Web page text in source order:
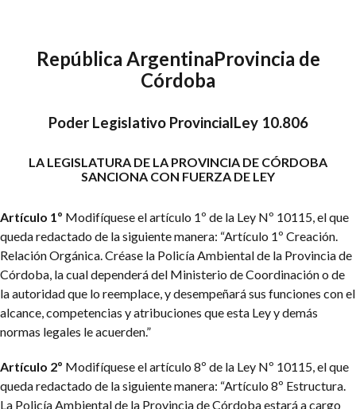
República ArgentinaProvincia de
Córdoba
Poder Legislativo ProvincialLey 10.806
LA LEGISLATURA DE LA PROVINCIA DE CÓRDOBA
SANCIONA CON FUERZA DE LEY
Artículo 1º Modifíquese el artículo 1º de la Ley Nº 10115, el que
queda redactado de la siguiente manera: “Artículo 1º Creación.
Relación Orgánica. Créase la Policía Ambiental de la Provincia de
Córdoba, la cual dependerá del Ministerio de Coordinación o de
la autoridad que lo reemplace, y desempeñará sus funciones con el
alcance, competencias y atribuciones que esta Ley y demás
normas legales le acuerden.”
Artículo 2º Modifíquese el artículo 8º de la Ley Nº 10115, el que
queda redactado de la siguiente manera: “Artículo 8º Estructura.
La Policía Ambiental de la Provincia de Córdoba estará a cargo